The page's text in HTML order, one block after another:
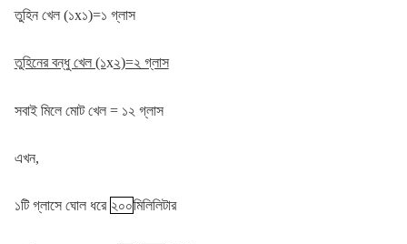
তুহিন খেল (১x১)=১ গ্লাস
তুহিনের বন্ধু খেল (১x২)=২ গ্লাস
সবাই মিলে মোট খেল = ১২ গ্লাস
এখন,
১টি গ্লাসে ঘোল ধরে ২০০মিলিলিটার